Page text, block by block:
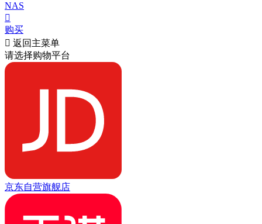
NAS

购买
 返回主菜单
请选择购物平台
京东自营旗舰店